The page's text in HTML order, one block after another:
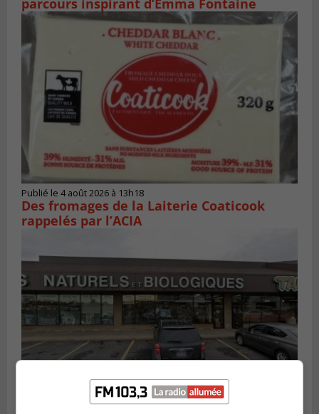
Publié le 4 août 2026 à 13h18
Des fromages de la Laiterie Coaticook
rappelés par l’ACIA